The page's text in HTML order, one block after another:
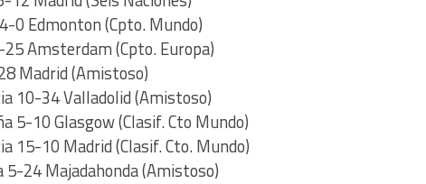
0 Edmonton (Cpto. Mundo)
Amsterdam (Cpto. Europa)
Madrid (Amistoso)
10-34 Valladolid (Amistoso)
5-10 Glasgow (Clasif. Cto Mundo)
15-10 Madrid (Clasif. Cto. Mundo)
5-24 Majadahonda (Amistoso)